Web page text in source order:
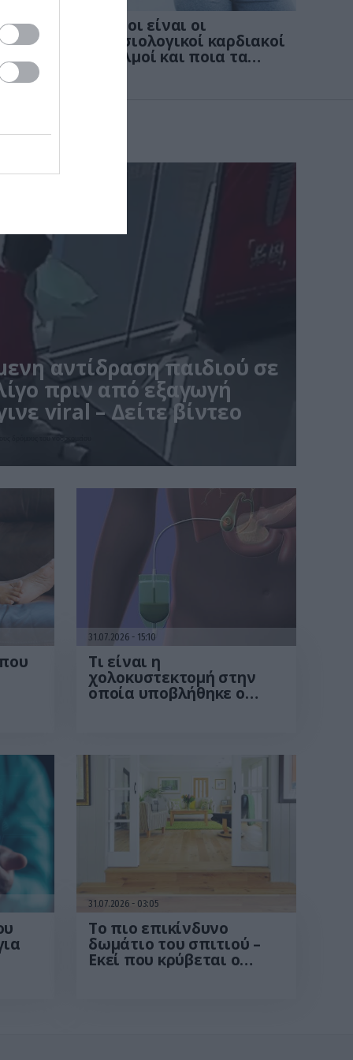
Οι
Ποιοι είναι οι
φυσιολογικοί καρδιακοί
παλμοί και ποια τα
αντίδραση παιδιού σε
πριν από εξαγωγή
viral – Δείτε βίντεο
31.07.2026 15:10
Τι είναι η
χολοκυστεκτομή στην
οποία υποβλήθηκε ο
31.07.2026 03:05
Το πιο επικίνδυνο
δωμάτιο του σπιτιού –
Εκεί που κρύβεται ο